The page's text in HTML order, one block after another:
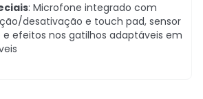
: Microfone integrado com
desativação e touch pad, sensor
efeitos nos gatilhos adaptáveis em